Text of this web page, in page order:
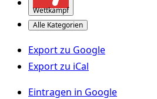
Wettkampf
Alle Kategorien
Export zu Google
Export zu iCal
Eintragen in Google